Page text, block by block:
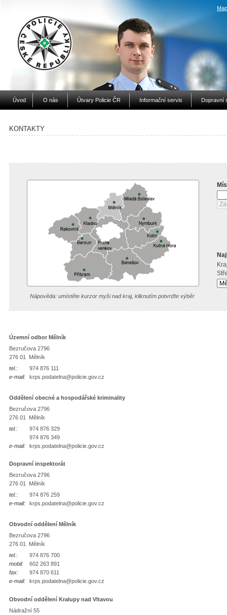
Úvod O nás Útvary Policie ČR Informační servis Dopravní
KONTAKTY
Nápověda: umístěte kurzor myši nad kraj, kliknutím potvrďte výběr
Územní odbor Mělník
Bezručova 2796
276 01 Mělník
tel.:
974 876 111
e-mail:
krps.podatelna@policie.gov.cz
Oddělení obecné a hospodářské kriminality
Bezručova 2796
276 01 Mělník
tel.:
974 876 329
974 876 349
e-mail:
krps.podatelna@policie.gov.cz
Dopravní inspektorát
Bezručova 2796
276 01 Mělník
tel.:
974 876 259
e-mail:
krps.podatelna@policie.gov.cz
Obvodní oddělení Mělník
Bezručova 2796
276 01 Mělník
tel.:
974 876 700
mobil:
602 263 891
fax:
974 870 611
e-mail:
krps.podatelna@policie.gov.cz
Obvodní oddělení Kralupy nad Vltavou
Nádražní 55